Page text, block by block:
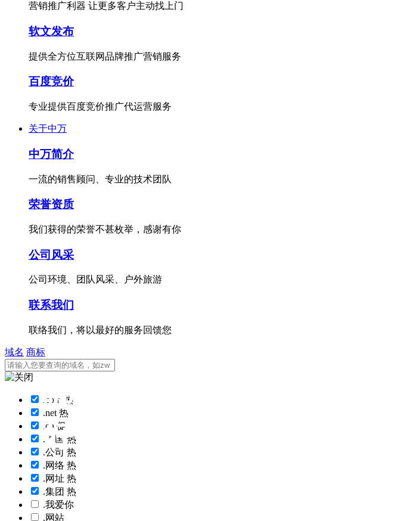
营销推广利器 让更多客户主动找上门
软文发布
提供全方位互联网品牌推广营销服务
百度竞价
专业提供百度竞价推广代运营服务
关于中万
中万简介
一流的销售顾问、专业的技术团队
荣誉资质
我们获得的荣誉不甚枚举，感谢有你
公司风采
公司环境、团队风采、户外旅游
联系我们
联络我们，将以最好的服务回馈您
哪个软文营销推广平台
好？怎么选择？
哪个软文营销推广平台
好？怎么选择？
域名 商标
.com
热
.net 热
.cn 促
.中国 热
.公司 热
.网络 热
.网址 热
.集团 热
.我爱你
.网站